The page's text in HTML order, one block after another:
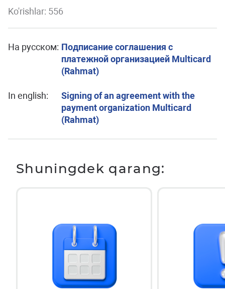
Ko'rishlar: 556
На русском: Подписание соглашения с
платежной организацией Multicard
(Rahmat)
In english:
Signing of an agreement with the
payment organization Multicard
(Rahmat)
Shuningdek qarang: